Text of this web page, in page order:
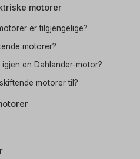
motorer
er tilgjengelige?
motorer?
en Dahlander-motor?
motorer til?